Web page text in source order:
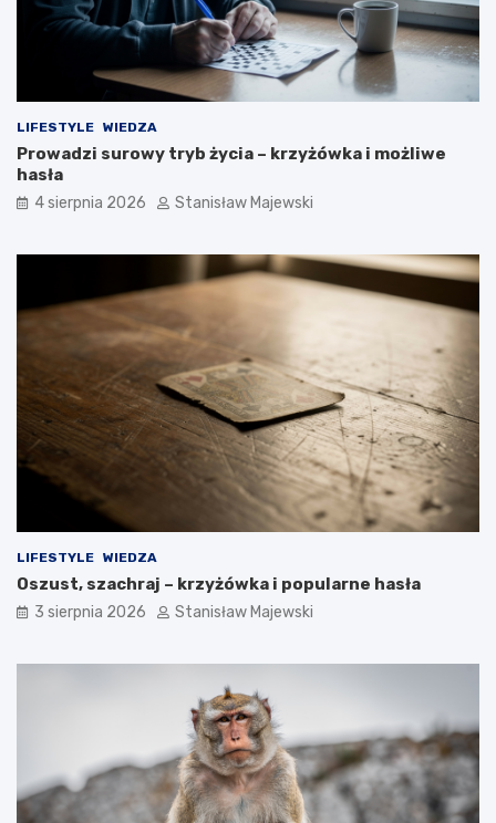
LIFESTYLE WIEDZA
Prowadzi surowy tryb życia – krzyżówka i możliwe
hasła
4 sierpnia 2026 Stanisław Majewski
LIFESTYLE WIEDZA
Oszust, szachraj – krzyżówka i popularne hasła
3 sierpnia 2026 Stanisław Majewski